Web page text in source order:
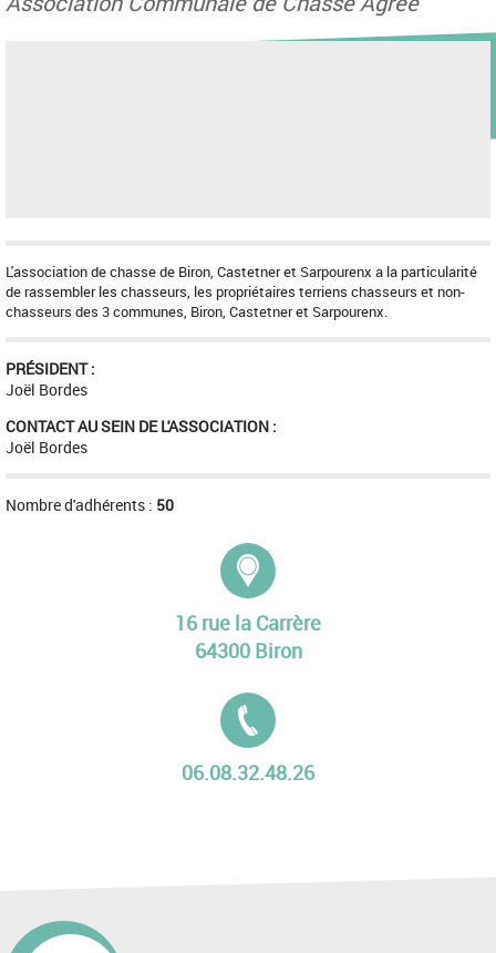
L'association de chasse de Biron, Castetner et Sarpourenx a la particularité
de rassembler les chasseurs, les propriétaires terriens chasseurs et non-
chasseurs des 3 communes, Biron, Castetner et Sarpourenx.
PRÉSIDENT :
Joël Bordes
CONTACT AU SEIN DE L'ASSOCIATION :
Joël Bordes
Nombre d'adhérents : 50
16 rue la Carrère
64300 Biron
06.08.32.48.26